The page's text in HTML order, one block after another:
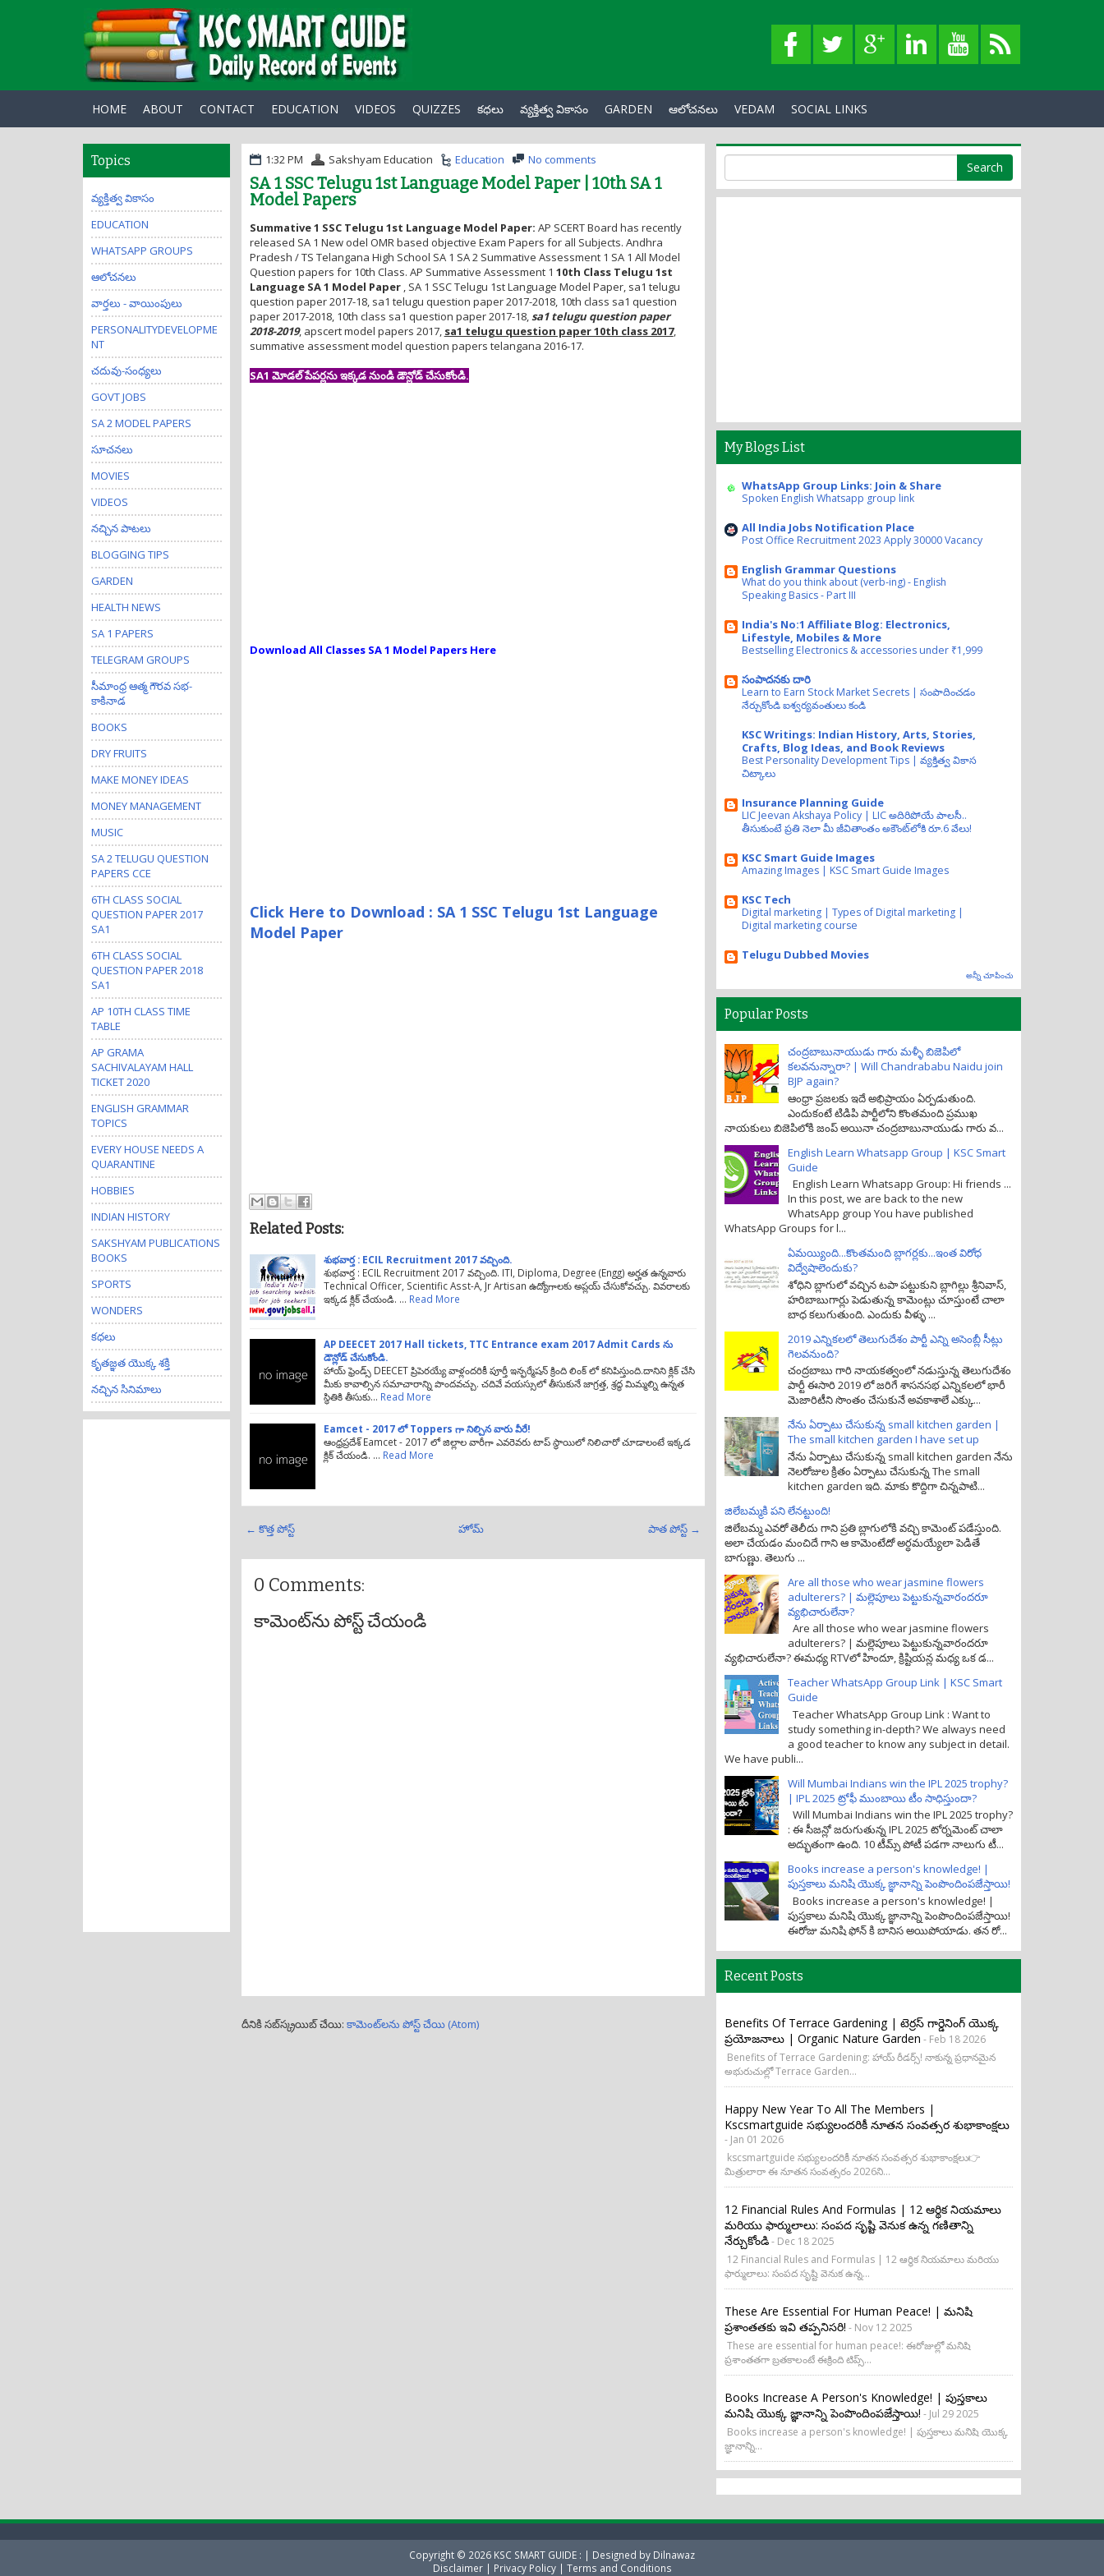
HOME ABOUT CONTACT EDUCATION VIDEOS QUIZZES కధలు వ్యక్తిత్వ వికాసం GARDEN ఆలోచనలు VEDAM SOCIAL LINKS
1:32 PM Sakshyam Education Education No comments
SA 1 SSC Telugu 1st Language Model Paper | 10th SA 1
Model Papers
Summative 1 SSC Telugu 1st Language Model Paper: AP SCERT Board has recently
released SA 1 New odel OMR based objective Exam Papers for all Subjects. Andhra
Pradesh / TS Telangana High School SA 1 SA 2 Summative Assessment 1 SA 1 All Model
Question papers for 10th Class. AP Summative Assessment 1 10th Class Telugu 1st
Language SA 1 Model Paper, SA 1 SSC Telugu 1st Language Model Paper, sa1 telugu
question paper 2017-18, sa1 telugu question paper 2017-2018, 10th class sa1 question
paper 2017-2018, 10th class sa1 question paper 2017-18,sa1 telugu question paper
2018-2019, apscert model papers 2017, sa1 telugu question paper 10th class 2017,
summative assessment model question papers telangana 2016-17.
SA1 మోడల్ పేపర్లను ఇక్కడ నుండి డౌన్లోడ్ చేసుకోండి.
Download All Classes SA 1 Model Papers Here
Click Here to Download : SA 1 SSC Telugu 1st Language
Model Paper
Related Posts:
శుభవార్త : ECIL Recruitment 2017 వచ్చింది.
శుభవార్త : ECIL Recruitment 2017 వచ్చింది. ITI, Diploma, Degree (Engg) అర్హత ఉన్నవారు
Technical Officer, Scientific Asst-A, Jr Artisan ఉద్యోగాలకు అప్లయ్ చేసుకోవచ్చు. వివరాలకు
ఇక్కడ క్లిక్ చేయండి. … Read More
AP DEECET 2017 Hall tickets, TTC Entrance exam 2017 Admit Cards ను
డౌన్లోడ్ చేసుకోండి.
హాయ్ ఫ్రెండ్స్ DEECET ప్రిపెరయ్యే వాళ్లందరికీ పూర్తీ ఇన్ఫర్మేషన్ క్రింది లింక్ లో కనిపిస్తుంది.దానిని క్లిక్ చేసి
మీకు కావాల్సిన సమాచారాన్ని పొందవచ్చు. చదివే వయస్సులో తీసుకునే జాగ్రత్త, శ్రద్ధ మిమ్మల్ని ఉన్నత
స్థితికి తీసుకు… Read More
Eamcet - 2017 లో Toppers గా నిల్చిన వారు వీరే!
ఆంధ్రప్రదేశ్ Eamcet - 2017 లో జిల్లాల వారీగా ఎవరెవరు టాప్ స్థాయిలో నిలిచారో చూడాలంటే ఇక్కడ
క్లిక్ చేయండి. … Read More
← కొత్త పోస్ట్ పాత పోస్ట్ →
హోమ్
0 Comments:
కామెంట్‌ను పోస్ట్ చేయండి
దీనికి సబ్‌స్క్రయిబ్ చేయి: కామెంట్‌లను పోస్ట్ చేయి (Atom)
Topics
వ్యక్తిత్వ వికాసం
EDUCATION
WHATSAPP GROUPS
ఆలోచనలు
వార్తలు - వాయింపులు
PERSONALITYDEVELOPME
NT
చదువు-సంధ్యలు
GOVT JOBS
SA 2 MODEL PAPERS
సూచనలు
MOVIES
VIDEOS
నచ్చిన పాటలు
BLOGGING TIPS
GARDEN
HEALTH NEWS
SA 1 PAPERS
TELEGRAM GROUPS
సీమాంధ్ర ఆత్మ గౌరవ సభ-
కాకినాడ
BOOKS
DRY FRUITS
MAKE MONEY IDEAS
MONEY MANAGEMENT
MUSIC
SA 2 TELUGU QUESTION
PAPERS CCE
6TH CLASS SOCIAL
QUESTION PAPER 2017
SA1
6TH CLASS SOCIAL
QUESTION PAPER 2018
SA1
AP 10TH CLASS TIME
TABLE
AP GRAMA
SACHIVALAYAM HALL
TICKET 2020
ENGLISH GRAMMAR
TOPICS
EVERY HOUSE NEEDS A
QUARANTINE
HOBBIES
INDIAN HISTORY
SAKSHYAM PUBLICATIONS
BOOKS
SPORTS
WONDERS
కధలు
కృతజ్ఞత యొక్క శక్తి
నచ్చిన సినిమాలు
My Blogs List
WhatsApp Group Links: Join & Share
Spoken English Whatsapp group link
All India Jobs Notification Place
Post Office Recruitment 2023 Apply 30000 Vacancy
English Grammar Questions
What do you think about (verb-ing) - English
Speaking Basics - Part III
India's No:1 Affiliate Blog: Electronics,
Lifestyle, Mobiles & More
Bestselling Electronics & accessories under ₹1,999
సంపాదనకు దారి
Learn to Earn Stock Market Secrets | సంపాదించడం
నేర్చుకోండి ఐశ్వర్యవంతులు కండి
KSC Writings: Indian History, Arts, Stories,
Crafts, Blog Ideas, and Book Reviews
Best Personality Development Tips | వ్యక్తిత్వ వికాస
చిట్కాలు
Insurance Planning Guide
LIC Jeevan Akshaya Policy | LIC అదిరిపోయే పాలసీ..
తీసుకుంటే ప్రతి నెలా మీ జీవితాంతం అకౌంట్‌లోకి రూ.6 వేలు!
KSC Smart Guide Images
Amazing Images | KSC Smart Guide Images
KSC Tech
Digital marketing | Types of Digital marketing |
Digital marketing course
Telugu Dubbed Movies
అన్నీ చూపించు
Popular Posts
చంద్రబాబునాయుడు గారు మళ్ళీ బిజెపిలో
కలవనున్నారా? | Will Chandrababu Naidu join
BJP again?
ఆంధ్రా ప్రజలకు ఇదే అభిప్రాయం ఏర్పడుతుంది.
ఎందుకంటే టిడిపి పార్టీలోని కొంతమంది ప్రముఖ
నాయకులు బిజెపిలోకి జంప్ అయినా చంద్రబాబునాయుడు గారు వ...
English Learn Whatsapp Group | KSC Smart
Guide
English Learn Whatsapp Group: Hi friends ...
In this post, we are back to the new
WhatsApp group You have published
WhatsApp Groups for l...
ఏమయ్యింది...కొంతమంది బ్లాగర్లకు...ఇంత విరోధ
విద్వేషాలెందుకు?
శోధిని బ్లాగులో వచ్చిన టపా పట్టుకుని బ్లాగిల్లు శ్రీనివాస్,
హరిబాబుగార్లు పెడుతున్న కామెంట్లు చూస్తుంటే చాలా
బాధ కలుగుతుంది. ఎందుకు వీళ్ళు ...
2019 ఎన్నికలలో తెలుగుదేశం పార్టీ ఎన్ని అసెంబ్లీ సీట్లు
గెలవనుంది?
చంద్రబాబు గారి నాయకత్వంలో నడుస్తున్న తెలుగుదేశం
పార్టీ ఈసారి 2019 లో జరిగే శాసనసభ ఎన్నికలలో భారీ
మెజారిటీని సొంతం చేసుకునే అవకాశాలే ఎక్కు...
నేను ఏర్పాటు చేసుకున్న small kitchen garden |
The small kitchen garden I have set up
నేను ఏర్పాటు చేసుకున్న small kitchen garden నేను
నెలరోజుల క్రితం ఏర్పాటు చేసుకున్న The small
kitchen garden ఇది. మాకు కొద్దిగా చిన్నపాటి...
జిలేబమ్మకి పని లేనట్టుంది!
జిలేబమ్మ ఎవరో తెలీదు గాని ప్రతి బ్లాగులోకి వచ్చి కామెంట్ పడేస్తుంది.
అలా చేయడం మంచిదే గాని ఆ కామెంటేదో అర్ధమయ్యేలా పెడితే
బాగుణ్ణు. తెలుగు ...
Are all those who wear jasmine flowers
adulterers? | మల్లెపూలు పెట్టుకున్నవారందరూ
వ్యభిచారులేనా?
Are all those who wear jasmine flowers
adulterers? | మల్లెపూలు పెట్టుకున్నవారందరూ
వ్యభిచారులేనా? ఈమధ్య RTVలో హిందూ, క్రిష్టియన్ల మధ్య ఒక డ...
Teacher WhatsApp Group Link | KSC Smart
Guide
Teacher WhatsApp Group Link : Want to
study something in-depth? We always need
a good teacher to know any subject in detail.
We have publi...
Will Mumbai Indians win the IPL 2025 trophy?
| IPL 2025 ట్రోఫీ ముంబాయి టీం సాధిస్తుందా?
Will Mumbai Indians win the IPL 2025 trophy?
: ఈ సీజన్లో జరుగుతున్న IPL 2025 టోర్నమెంట్ చాలా
అద్భుతంగా ఉంది. 10 టీమ్స్ పోటీ పడగా నాలుగు టీ...
Books increase a person's knowledge! |
పుస్తకాలు మనిషి యొక్క జ్ఞానాన్ని పెంపొందింపజేస్తాయి!
Books increase a person's knowledge! |
పుస్తకాలు మనిషి యొక్క జ్ఞానాన్ని పెంపొందింపజేస్తాయి!
ఈరోజు మనిషి ఫోన్ కి బానిస అయిపోయాడు. తన రో...
Recent Posts
Benefits Of Terrace Gardening | టెర్రస్ గార్డెనింగ్ యొక్క
ప్రయోజనాలు | Organic Nature Garden - Feb 18 2026
Benefits of Terrace Gardening: హాయ్ రీడర్స్! నాకున్న ప్రధానమైన
అభురుచుల్లో Terrace Garden...
Happy New Year To All The Members |
Kscsmartguide సభ్యులందరికీ నూతన సంవత్సర శుభాకాంక్షలు
- Jan 01 2026
kscsmartguide సభ్యులందరికీ నూతన సంవత్సర శుభాకాంక్షలు👉
మిత్రులారా ఈ నూతన సంవత్సరం 2026ని...
12 Financial Rules And Formulas | 12 ఆర్థిక నియమాలు
మరియు ఫార్ములాలు: సంపద సృష్టి వెనుక ఉన్న గణితాన్ని
నేర్చుకోండి- Dec 18 2025
12 Financial Rules and Formulas | 12 ఆర్థిక నియమాలు మరియు
ఫార్ములాలు: సంపద సృష్టి వెనుక ఉన్న...
These Are Essential For Human Peace! | మనిషి
ప్రశాంతతకు ఇవి తప్పనిసరి! - Nov 12 2025
These are essential for human peace!: ఈరోజుల్లో మనిషి
ప్రశాంతతగా బ్రతకాలంటే ఈక్రింది టిప్స్...
Books Increase A Person's Knowledge! | పుస్తకాలు
మనిషి యొక్క జ్ఞానాన్ని పెంపొందింపజేస్తాయి! - Jul 29 2025
Books increase a person's knowledge! | పుస్తకాలు మనిషి యొక్క
జ్ఞానాన్ని...
Copyright © 2026 KSC SMART GUIDE : | Designed by Dilnawaz
Disclaimer| Privacy Policy| Terms and Conditions